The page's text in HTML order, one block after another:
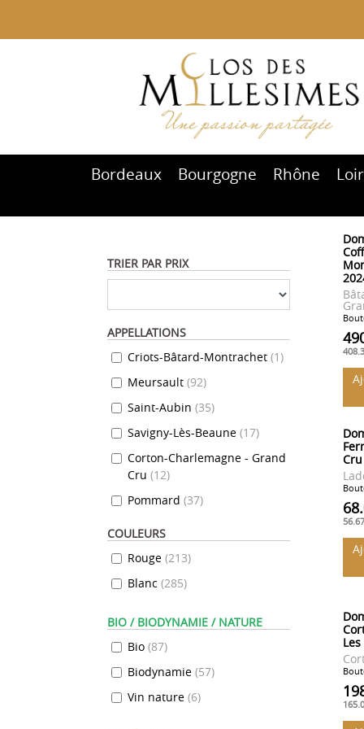
Bordeaux Bourgogne Rhône
TRIER PAR PRIX
APPELLATIONS
Criots-Bâtard-Montrachet (1)
Meursault (92)
Saint-Aubin (35)
Savigny-Lès-Beaune (17)
Corton-Charlemagne - Grand
Cru (12)
Pommard (37)
Bâtard-Montrachet - Grand
Cru (4)
Corton - Grand Cru
Puligny-Montrachet
Bienvenues-Bâtard-
COULEURS
Rouge (213)
Blanc (285)
BIO / BIODYNAMIE / NATURE
Bio (87)
Biodynamie (57)
Vin nature (6)